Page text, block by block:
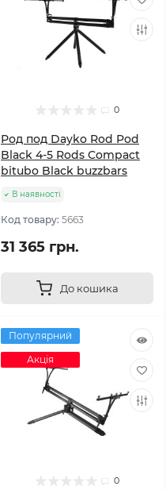
0
Род под Dayko Rod Pod
Black 4-5 Rods Compact
bitubo Black buzzbars
В наявності
Код товару: 5663
31 365 грн.
До кошика
Популярний
Акція
0